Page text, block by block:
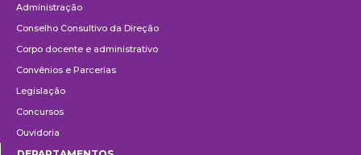
Administração
Conselho Consultivo da Direção
Corpo docente e administrativo
Convênios e Parcerias
Legislação
Concursos
Ouvidoria